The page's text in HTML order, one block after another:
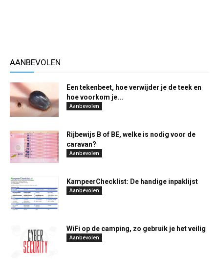
AANBEVOLEN
Een tekenbeet, hoe verwijder je de teek en
hoe voorkom je...
Aanbevolen
Rijbewijs B of BE, welke is nodig voor de
caravan?
Aanbevolen
KampeerChecklist: De handige inpaklijst
Aanbevolen
WiFi op de camping, zo gebruik je het veilig
Aanbevolen